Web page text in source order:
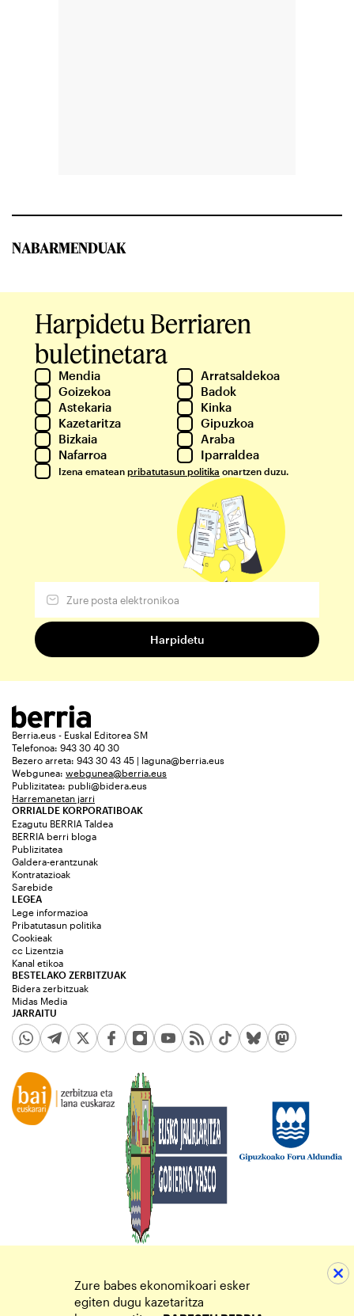
NABARMENDUAK
Harpidetu Berriaren
buletinetara
Mendia
Arratsaldekoa
Goizekoa
Badok
Astekaria
Kinka
Kazetaritza
Gipuzkoa
Bizkaia
Araba
Nafarroa
Iparraldea
Izena ematean pribatutasun politika onartzen duzu.
Berria.eus - Euskal Editorea SM
Telefonoa: 943 30 40 30
Bezero arreta: 943 30 43 45 | laguna@berria.eus
Webgunea: webgunea@berria.eus
Publizitatea: publi@bidera.eus
Harremanetan jarri
ORRIALDE KORPORATIBOAK
Ezagutu BERRIA Taldea
BERRIA berri bloga
Publizitatea
Galdera-erantzunak
Kontratazioak
Sarebide
JARRAITU
LEGEA
Lege informazioa
Pribatutasun politika
Cookieak
cc Lizentzia
Kanal etikoa
BESTELAKO ZERBITZUAK
Bidera zerbitzuak
Midas Media
Zure babes ekonomikoari esker
egiten dugu kazetaritza